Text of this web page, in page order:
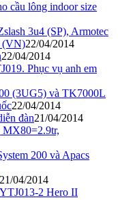
cầu lông indoor size
3u4 (SP), Armotec
(VN)22/04/2014
22/04/2014
Phục vụ anh em
(3UG5) và TK7000L
22/04/2014
đàn21/04/2014
MX80=2.9tr,
200 và Apacs
21/04/2014
2 Hero II